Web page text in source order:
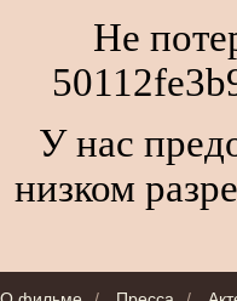
Не
У нас
низком